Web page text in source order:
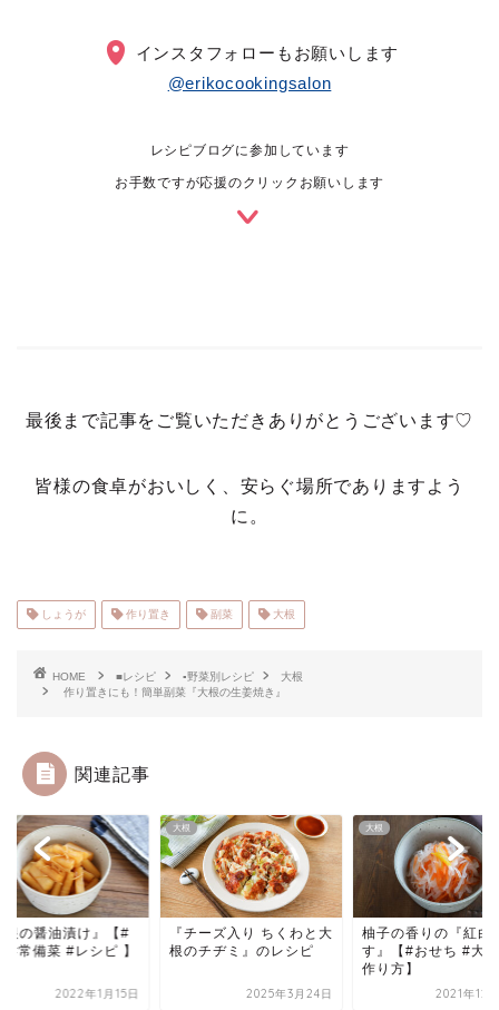
インスタフォローもお願いします
@erikocookingsalon
レシピブログに参加しています
お手数ですが応援のクリックお願いします
最後まで記事をご覧いただきありがとうございます♡
皆様の食卓がおいしく、安らぐ場所でありますよう
に。
しょうが 作り置き 副菜 大根
HOME ■レシピ ▪野菜別レシピ
大根
作り置きにも！簡単副菜『大根の生姜焼き』
関連記事
根の醤油漬け』【#
#常備菜 #レシピ 】
2022年1月15日
大根
『チーズ入り ちくわと大
根のチヂミ』のレシピ
2025年3月24日
大根
柚子の香りの『紅白
す』【#おせち #大
作り方】
2021年12